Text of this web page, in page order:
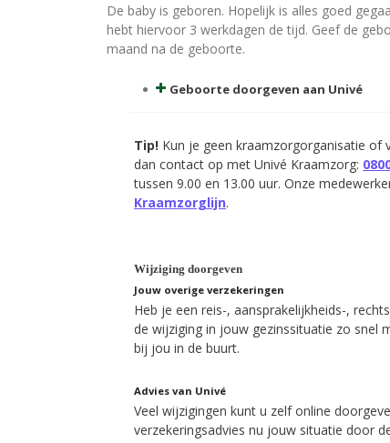
De baby is geboren. Hopelijk is alles goed
hebt hiervoor 3 werkdagen de tijd. Geef de
maand na de geboorte.
Geboorte doorgeven aan Univé
Tip! Kun je geen kraamzorgorganisatie of
dan contact op met Univé Kraamzorg:
tussen 9.00 en 13.00 uur. Onze
Kraamzorglijn.
Wijziging doorgeven
Jouw overige verzekeringen
Heb je een reis-, aansprakelijkheids-,
de wijziging in jouw gezinssituatie zo snel
bij jou in de buurt.
Advies van Univé
Veel wijzigingen kunt u zelf online
verzekeringsadvies nu jouw situatie door